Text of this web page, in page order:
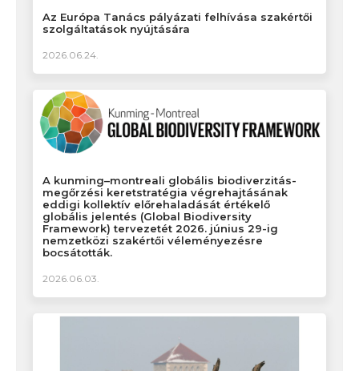
Az Európa Tanács pályázati felhívása szakértői
szolgáltatások nyújtására
2026.06.24.
A kunming–montreali globális biodiverzitás-
megőrzési keretstratégia végrehajtásának
eddigi kollektív előrehaladását értékelő
globális jelentés (Global Biodiversity
Framework) tervezetét 2026. június 29-ig
nemzetközi szakértői véleményezésre
bocsátották.
2026.06.03.